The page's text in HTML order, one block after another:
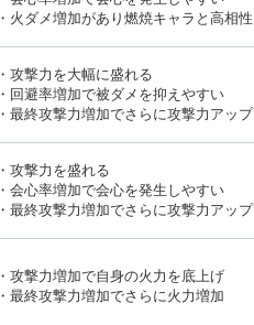
・火ダメ増加があり燃焼キャラと高相性
・攻撃力を大幅に盛れる
・回避率増加で被ダメを抑えやすい
・最終攻撃力増加でさらに攻撃力アップ
・攻撃力を盛れる
・会心率増加で会心を発生しやすい
・最終攻撃力増加でさらに攻撃力アップ
・攻撃力増加で自身の火力を底上げ
・最終攻撃力増加でさらに火力増加